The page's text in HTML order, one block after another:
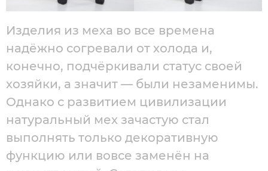
Изделия из меха во все времена
надёжно согревали от холода и,
конечно, подчёркивали статус своей
хозяйки, а значит — были незаменимы.
Однако с развитием цивилизации
натуральный мех зачастую стал
выполнять только декоративную
функцию или вовсе заменён на